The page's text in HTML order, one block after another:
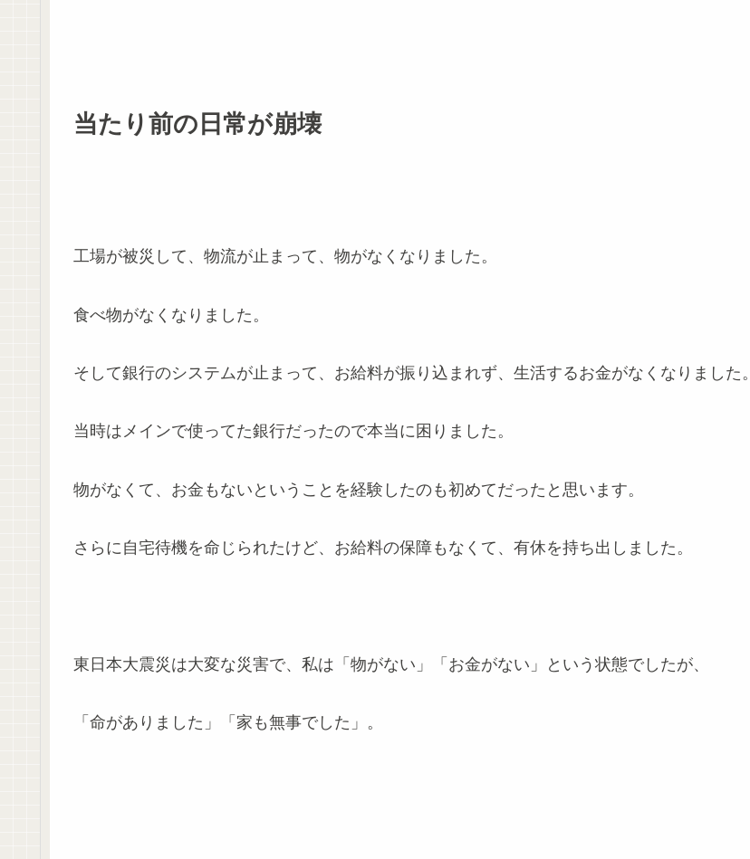
当たり前の日常が崩壊
工場が被災して、物流が止まって、物がなくなりました。
食べ物がなくなりました。
そして銀行のシステムが止まって、お給料が振り込まれず、生活するお金がなくなりました。
当時はメインで使ってた銀行だったので本当に困りました。
物がなくて、お金もないということを経験したのも初めてだったと思います。
さらに自宅待機を命じられたけど、お給料の保障もなくて、有休を持ち出しました。
東日本大震災は大変な災害で、私は「物がない」「お金がない」という状態でしたが、
「命がありました」「家も無事でした」。